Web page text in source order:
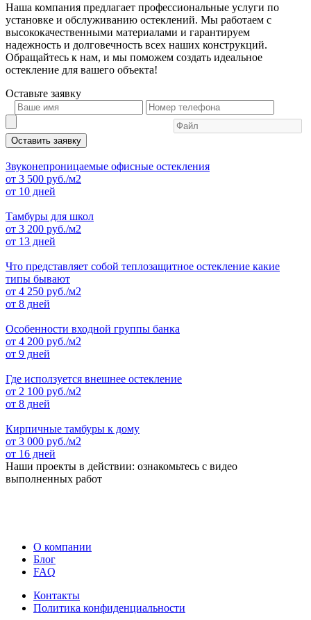
Наша компания предлагает профессиональные услуги по
установке и обслуживанию остеклений. Мы работаем с
высококачественными материалами и гарантируем
надежность и долговечность всех наших конструкций.
Обращайтесь к нам, и мы поможем создать идеальное
остекление для вашего объекта!
Оставьте заявку
Оставить заявку
Звуконепроницаемые офисные остекления
от 3 500 руб./м2
от 10 дней
Тамбуры для школ
от 3 200 руб./м2
от 13 дней
Что представляет собой теплозащитное остекление какие
типы бывают
от 4 250 руб./м2
от 8 дней
Особенности входной группы банка
от 4 200 руб./м2
от 9 дней
Где исползуется внешнее остекление
от 2 100 руб./м2
от 8 дней
Кирпичные тамбуры к дому
от 3 000 руб./м2
от 16 дней
Наши проекты в действии: ознакомьтесь с видео
выполненных работ
О компании
Блог
FAQ
Контакты
Политика конфиденциальности